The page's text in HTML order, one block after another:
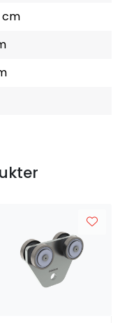
cm